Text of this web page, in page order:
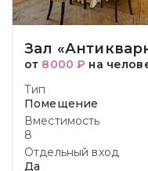
Зал
от 8000 ₽ на
Тип
Помещение
Вместимость
8
Отдельный вход
Да